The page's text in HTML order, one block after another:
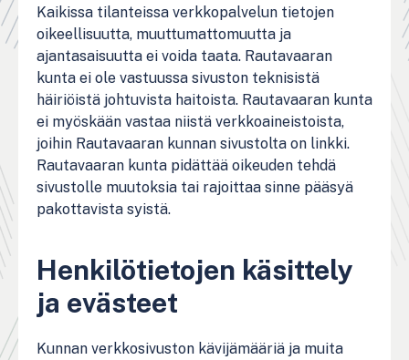
Kaikissa tilanteissa verkkopalvelun tietojen
oikeellisuutta, muuttumattomuutta ja
ajantasaisuutta ei voida taata. Rautavaaran
kunta ei ole vastuussa sivuston teknisistä
häiriöistä johtuvista haitoista. Rautavaaran kunta
ei myöskään vastaa niistä verkkoaineistoista,
joihin Rautavaaran kunnan sivustolta on linkki.
Rautavaaran kunta pidättää oikeuden tehdä
sivustolle muutoksia tai rajoittaa sinne pääsyä
pakottavista syistä.
Henkilötietojen käsittely
ja evästeet
Kunnan verkkosivuston kävijämääriä ja muita